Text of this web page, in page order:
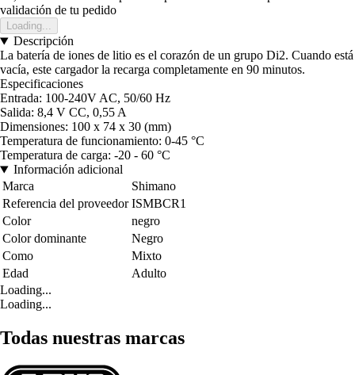
validación de tu pedido
Loading...
Descripción
La batería de iones de litio es el corazón de un grupo Di2. Cuando está
vacía, este cargador la recarga completamente en 90 minutos.
Especificaciones
Entrada: 100-240V AC, 50/60 Hz
Salida: 8,4 V CC, 0,55 A
Dimensiones: 100 x 74 x 30 (mm)
Temperatura de funcionamiento: 0-45 °C
Temperatura de carga: -20 - 60 °C
Información adicional
Marca
Shimano
Referencia del proveedor ISMBCR1
Color
negro
Color dominante
Negro
Como
Mixto
Edad
Adulto
Loading...
Loading...
Todas nuestras marcas